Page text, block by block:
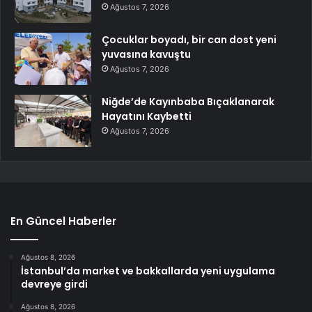
Ağustos 7, 2026
Çocuklar boyadı, bir can dost yeni
yuvasına kavuştu
Ağustos 7, 2026
Niğde’de Kayınbaba Bıçaklanarak
Hayatını Kaybetti
Ağustos 7, 2026
En Güncel Haberler
Ağustos 8, 2026
İstanbul’da market ve bakkallarda yeni uygulama
devreye girdi
Ağustos 8, 2026